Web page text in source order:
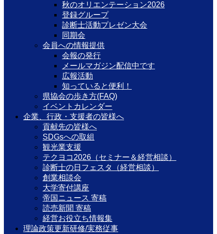
秋のオリエンテーション2026
登録グループ
診断士活動プレゼン大会
同期会
会員への情報提供
会報の発行
メールマガジン配信中です
広報活動
知っていると便利！
県協会の歩き方(FAQ)
イベントカレンダー
企業、行政・支援者の皆様へ
貢献先の皆様へ
SDGsへの取組
観光業支援
テクヨコ2026（セミナー＆経営相談）
診断士の日フェスタ（経営相談）
創業相談会
大学寄付講座
帝国ニュース 寄稿
読売新聞 寄稿
経営お役立ち情報集
理論政策更新研修/実務従事